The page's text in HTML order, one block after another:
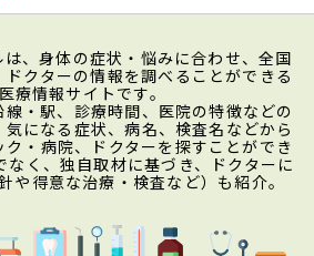
は、身体の症状・悩みに合わせ、全国
クターの情報を調べることができる
療情報サイトです。
・駅、診療時間、医院の特徴などの
になる症状、病名、検査名などから
・病院、ドクターを探すことができ
なく、独自取材に基づき、ドクターに
や得意な治療・検査など）も紹介。